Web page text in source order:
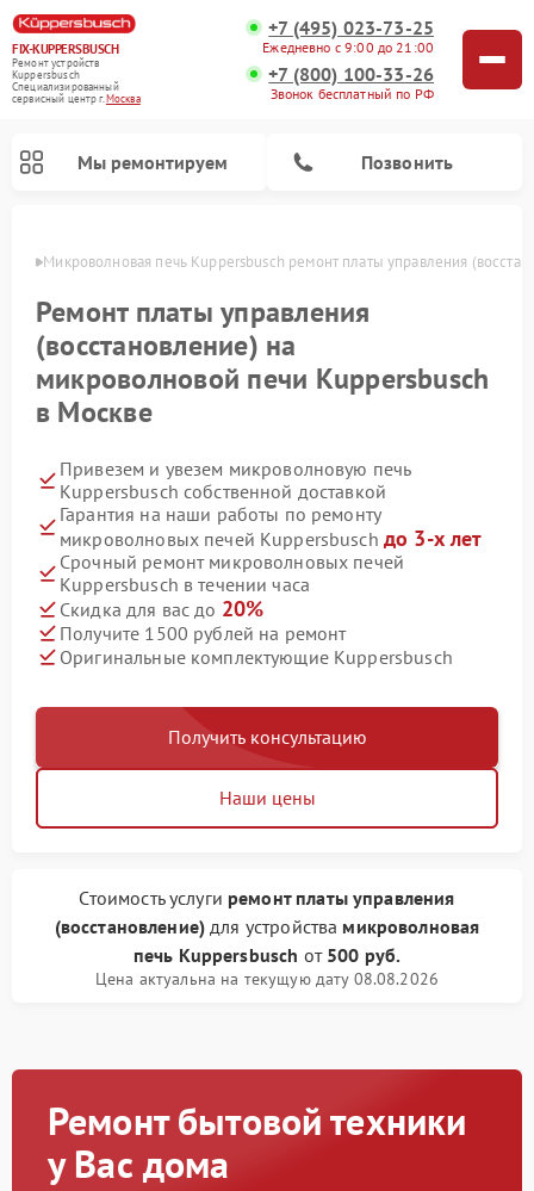
FIX-KUPPERSBUSCH
Ремонт устройств
Kuppersbusch
Специализированный
cервисный центр г.Москва
+7 (495) 023-73-25
Ежедневно с 9:00 до 21:00
+7 (800) 100-33-26
Звонок бесплатный по РФ
Мы ремонтируем Позвонить
Микроволновая печь Kuppersbusch ремонт платы управления
Ремонт платы управления
(восстановление) на
микроволновой печи Kuppersbusch
в Москве
Привезем и увезем микроволновую печь
Kuppersbusch собственной доставкой
Гарантия на наши работы по ремонту
микроволновых печей Kuppersbusch до 3-х лет
Срочный ремонт микроволновых печей
Kuppersbusch в течении часа
Скидка для вас до 20%
Получите 1500 рублей на ремонт
Оригинальные комплектующие Kuppersbusch
Получить консультацию
Наши цены
Стоимость услуги ремонт платы управления
(восстановление) для устройства микроволновая
печь Kuppersbusch от 500 руб.
Цена актуальна на текущую дату 08.08.2026
Ремонт бытовой техники
у Вас дома